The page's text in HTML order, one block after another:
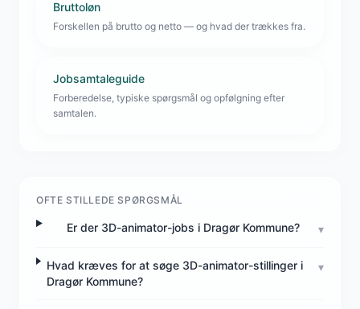
Bruttoløn
Forskellen på brutto og netto — og hvad der trækkes fra.
Jobsamtaleguide
Forberedelse, typiske spørgsmål og opfølgning efter
samtalen.
OFTE STILLEDE SPØRGSMÅL
Er der 3D-animator-jobs i Dragør Kommune? ▾
Hvad kræves for at søge 3D-animator-stillinger i
Dragør Kommune?
▾